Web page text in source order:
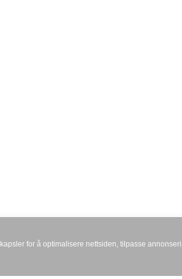
for å optimalisere nettsiden, tilpasse